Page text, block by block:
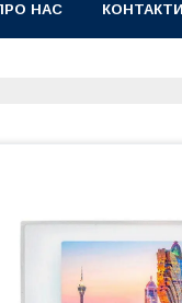
НАС КОНТАКТИ